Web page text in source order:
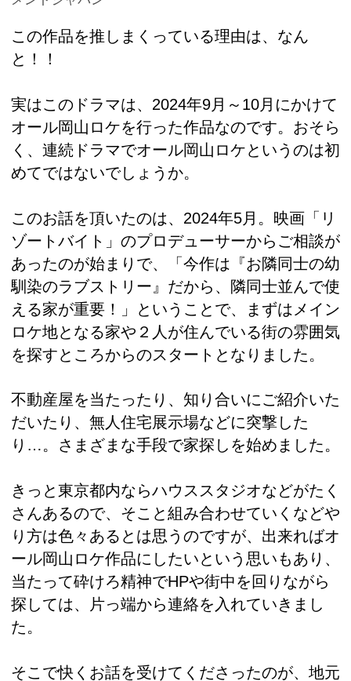
この作品を推しまくっている理由は、なん
と！！
実はこのドラマは、2024年9月～10月にかけて
オール岡山ロケを行った作品なのです。おそら
く、連続ドラマでオール岡山ロケというのは初
めてではないでしょうか。
このお話を頂いたのは、2024年5月。映画「リ
ゾートバイト」のプロデューサーからご相談が
あったのが始まりで、「今作は『お隣同士の幼
馴染のラブストリー』だから、隣同士並んで使
える家が重要！」ということで、まずはメイン
ロケ地となる家や２人が住んでいる街の雰囲気
を探すところからのスタートとなりました。
不動産屋を当たったり、知り合いにご紹介いた
だいたり、無人住宅展示場などに突撃した
り…。さまざまな手段で家探しを始めました。
きっと東京都内ならハウススタジオなどがたく
さんあるので、そこと組み合わせていくなどや
り方は色々あるとは思うのですが、出来ればオ
ール岡山ロケ作品にしたいという思いもあり、
当たって砕けろ精神でHPや街中を回りながら
探しては、片っ端から連絡を入れていきまし
た。
そこで快くお話を受けてくださったのが、地元